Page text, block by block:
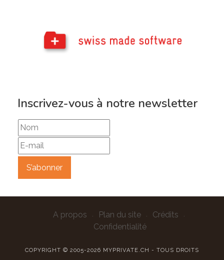
Inscrivez-vous à notre newsletter
A propos Plan du site
Crédits
Confidentialité
COPYRIGHT © 2005-2026 MYPRIVATE.CH - TOUS DROITS